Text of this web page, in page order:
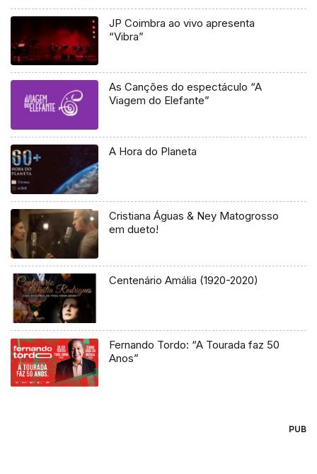
JP Coimbra ao vivo apresenta
“Vibra”
As Canções do espectáculo “A
Viagem do Elefante”
A Hora do Planeta
Cristiana Águas & Ney Matogrosso
em dueto!
Centenário Amália (1920-2020)
Fernando Tordo: “A Tourada faz 50
Anos”
PUB